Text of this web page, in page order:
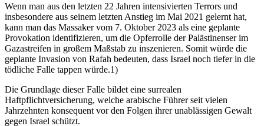
Wenn man aus den letzten 22 Jahren intensivierten Terrors und
insbesondere aus seinem letzten Anstieg im Mai 2021 gelernt hat,
kann man das Massaker vom 7. Oktober 2023 als eine geplante
Provokation identifizieren, um die Opferrolle der Palästinenser im
Gazastreifen in großem Maßstab zu inszenieren. Somit würde die
geplante Invasion von Rafah bedeuten, dass Israel noch tiefer in die
tödliche Falle tappen würde.1)
Die Grundlage dieser Falle bildet eine surrealen
Haftpflichtversicherung, welche arabische Führer seit vielen
Jahrzehnten konsequent vor den Folgen ihrer unablässigen Gewalt
gegen Israel schützt.